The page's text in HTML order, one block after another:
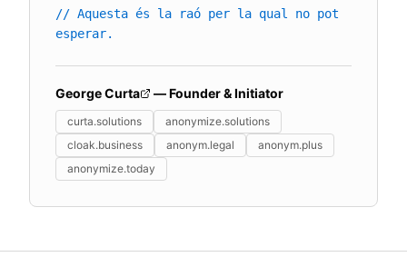
// Aquesta és la raó per la qual no pot
esperar.
George Curta — Founder & Initiator
curta.solutions
anonymize.solutions
cloak.business
anonym.legal
anonym.plus
anonymize.today